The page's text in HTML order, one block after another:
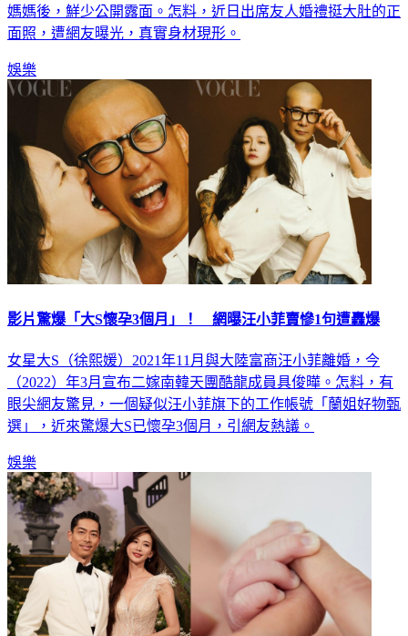
開心宣布懷孕，小倆口不時透過社群媒體放閃，不過，升格準
媽媽後，鮮少公開露面。怎料，近日出席友人婚禮挺大肚的正
娛樂
女星大S（徐熙媛）2021年11月與大陸富商汪小菲離婚，今
（2022）年3月宣布二嫁南韓天團酷龍成員具俊曄。怎料，有
眼尖網友驚見，一個疑似汪小菲旗下的工作帳號「蘭姐好物甄
娛樂